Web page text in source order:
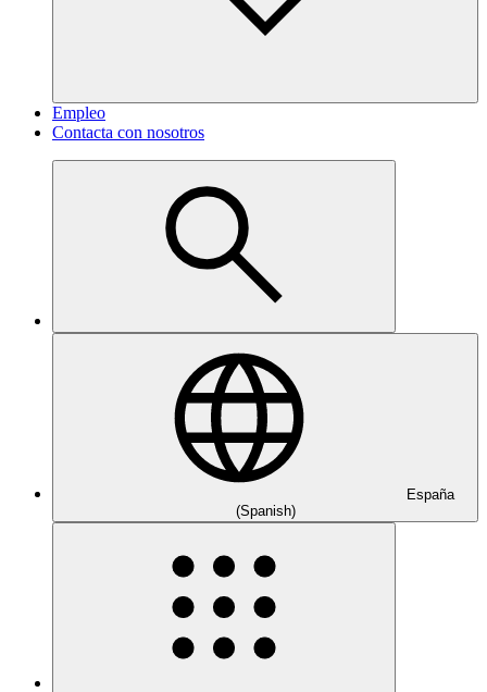
Empleo
Contacta con nosotros
España
(Spanish)